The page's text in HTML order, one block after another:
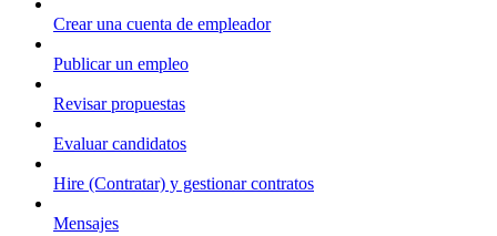
Crear una cuenta de empleador
Publicar un empleo
Revisar propuestas
Evaluar candidatos
Hire (Contratar) y gestionar contratos
Mensajes